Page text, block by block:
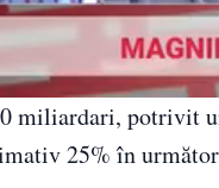
miliardari, potrivit
25% în